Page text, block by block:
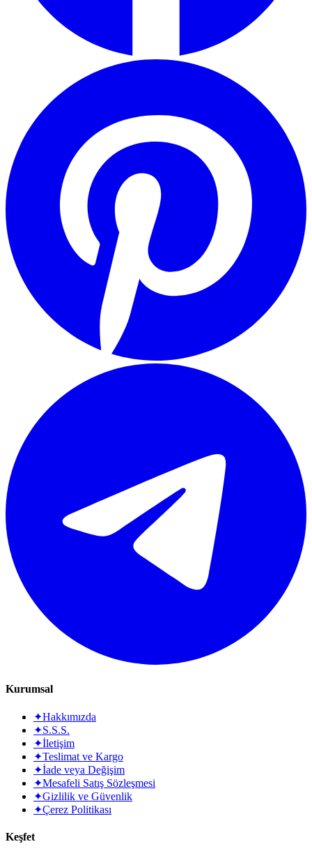
Kurumsal
✦Hakkımızda
✦S.S.S.
✦İletişim
✦Teslimat ve Kargo
✦İade veya Değişim
✦Mesafeli Satış Sözleşmesi
✦Gizlilik ve Güvenlik
✦Çerez Politikası
Keşfet